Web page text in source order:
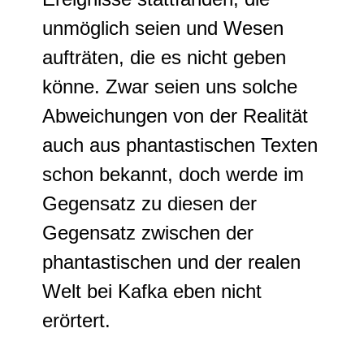
unmöglich seien und Wesen
aufträten, die es nicht geben
könne. Zwar seien uns solche
Abweichungen von der Realität
auch aus phantastischen Texten
schon bekannt, doch werde im
Gegensatz zu diesen der
Gegensatz zwischen der
phantastischen und der realen
Welt bei Kafka eben nicht
erörtert.